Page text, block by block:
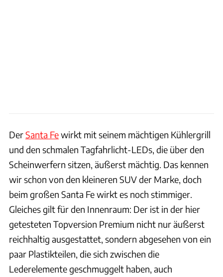
DerSanta Fewirkt mit seinem mächtigen Kühlergrill
und den schmalen Tagfahrlicht-LEDs, die über den
Scheinwerfern sitzen, äußerst mächtig. Das kennen
wir schon von den kleineren SUV der Marke, doch
beim großen Santa Fe wirkt es noch stimmiger.
Gleiches gilt für den Innenraum: Der ist in der hier
getesteten Topversion Premium nicht nur äußerst
reichhaltig ausgestattet, sondern abgesehen von ein
paar Plastikteilen, die sich zwischen die
Lederelemente geschmuggelt haben, auch